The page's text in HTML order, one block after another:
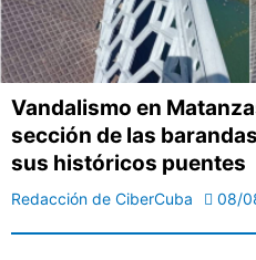
Vandalismo en
sección de las
sus históricos puentes
Redacción de CiberCuba 08/